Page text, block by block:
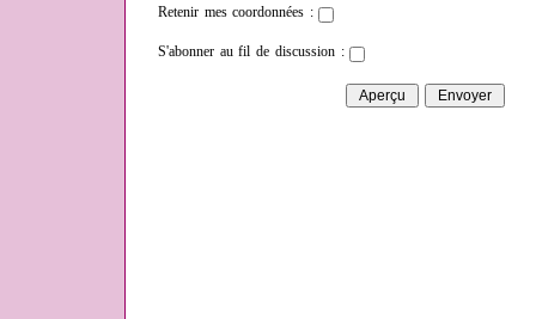
Retenir mes coordonnées :
S'abonner au fil de discussion :